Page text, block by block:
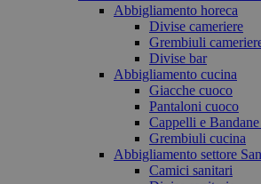
Abbigliamento horeca
Divise cameriere
Grembiuli
Divise bar
Abbigliamento cucina
Giacche cuoco
Pantaloni cuoco
Cappelli e
Grembiuli cucina
Abbigliamento settore
Camici sanitari